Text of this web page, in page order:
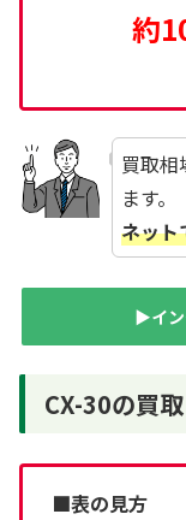
約
買取
ます。
ネット
▶イン
CX-30の買
■表の見方